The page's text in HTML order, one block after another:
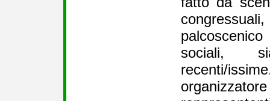
sociali,
recenti/